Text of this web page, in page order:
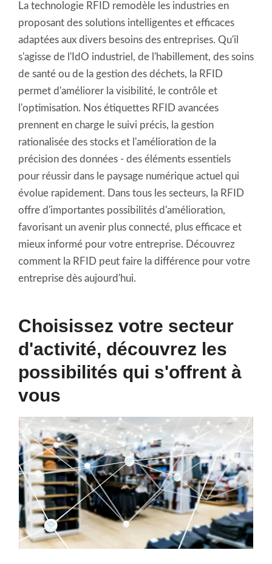
La technologie RFID remodèle les industries en
proposant des solutions intelligentes et efficaces
adaptées aux divers besoins des entreprises. Qu'il
s'agisse de l'IdO industriel, de l'habillement, des soins
de santé ou de la gestion des déchets, la RFID
permet d'améliorer la visibilité, le contrôle et
l'optimisation. Nos étiquettes RFID avancées
prennent en charge le suivi précis, la gestion
rationalisée des stocks et l'amélioration de la
précision des données - des éléments essentiels
pour réussir dans le paysage numérique actuel qui
évolue rapidement. Dans tous les secteurs, la RFID
offre d'importantes possibilités d'amélioration,
favorisant un avenir plus connecté, plus efficace et
mieux informé pour votre entreprise. Découvrez
comment la RFID peut faire la différence pour votre
entreprise dès aujourd'hui.
Choisissez votre secteur
d'activité, découvrez les
possibilités qui s'offrent à
vous